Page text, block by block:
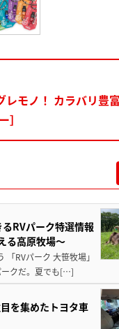
モノ！ カラバリ豊
RVパーク特選情報
る高原牧場～
RVパーク 大笹牧場」
ークだ。夏でも[…]
を集めたトヨタ車